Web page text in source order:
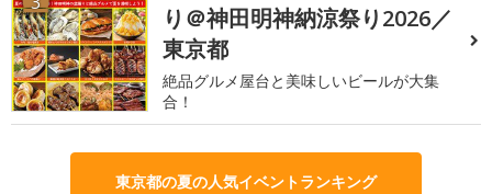
り＠神田明神納涼祭り2026／
東京都
絶品グルメ屋台と美味しいビールが大集
合！
東京都の夏の人気イベントランキング